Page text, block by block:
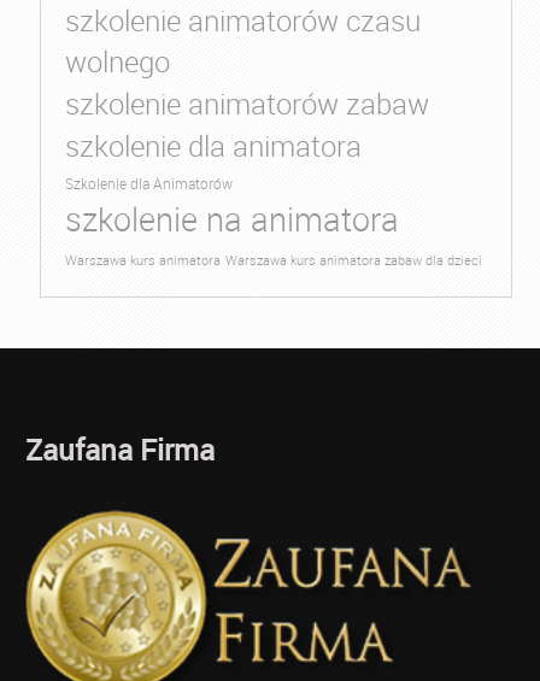
szkolenie animatorów czasu
wolnego
szkolenie animatorów zabaw
szkolenie dla animatora
Szkolenie dla Animatorów
szkolenie na animatora
Warszawa kurs animatora Warszawa kurs animatora zabaw dla dzieci
Zaufana Firma